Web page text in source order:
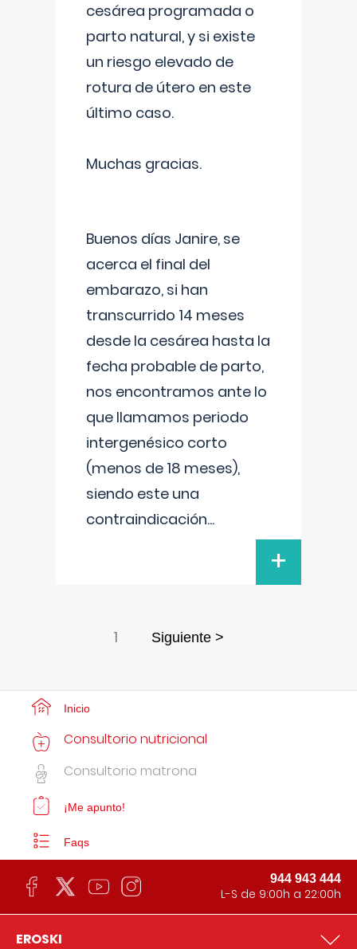
cesárea programada o
parto natural, y si existe
un riesgo elevado de
rotura de útero en este
último caso.
Muchas gracias.
Buenos días Janire, se
acerca el final del
embarazo, si han
transcurrido 14 meses
desde la cesárea hasta la
fecha probable de parto,
nos encontramos ante lo
que llamamos periodo
intergenésico corto
(menos de 18 meses),
siendo este una
contraindicación...
+
1 Siguiente >
Inicio
Consultorio nutricional
Consultorio matrona
¡Me apunto!
Faqs
944 943 444
L-S de 9:00h a 22:00h
EROSKI